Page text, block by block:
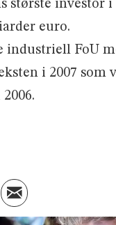
største investor i
euro.
industriell FoU
i 2007 som